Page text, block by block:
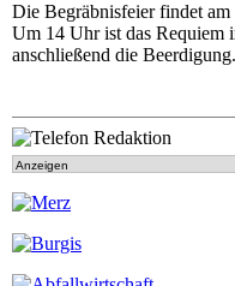
Die Begräbnisfeier findet
Um 14 Uhr ist das Requiem
anschließend die Beerdigung.
Anzeigen